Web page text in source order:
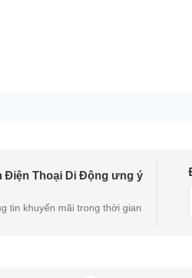
Điện Thoại Di Động ưng ý
tin khuyến mãi trong thời gian